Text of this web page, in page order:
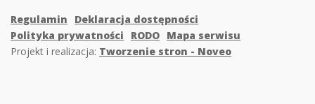
Regulamin
Deklaracja dostępności
Polityka prywatności
RODO Mapa serwisu
Projekt i realizacja: Tworzenie stron - Noveo